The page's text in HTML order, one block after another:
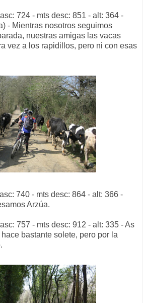
724 - mts desc: 851 - alt: 364 -
- Mientras nosotros seguimos
nuestras amigas las vacas
vez a los rapidillos, pero ni con esas
740 - mts desc: 864 - alt: 366 -
Arzúa.
757 - mts desc: 912 - alt: 335 - As
bastante solete, pero por la